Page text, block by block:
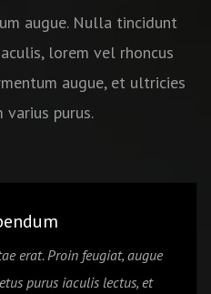
augue. Nulla tincidunt
lorem vel rhoncus
augue, et ultricies
varius purus.
erat. Proin feugiat, augue
purus iaculis lectus, et